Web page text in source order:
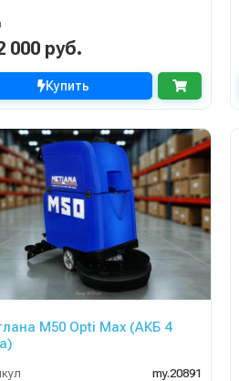
000 руб.
Купить
М50 Opti Max (АКБ 4
my.20891